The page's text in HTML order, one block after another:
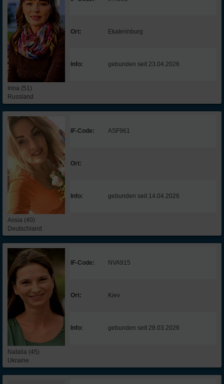
Irina (51)
Russland
Ort: Ekaterinburg
Info: gebunden seit 23.04.2026
Assia (40)
Deutschland
IF-Code: ASF961
Ort:
Info: gebunden seit 14.04.2026
Natalia (45)
Ukraine
IF-Code: NVA915
Ort: Kiev
Info: gebunden seit 28.03.2026